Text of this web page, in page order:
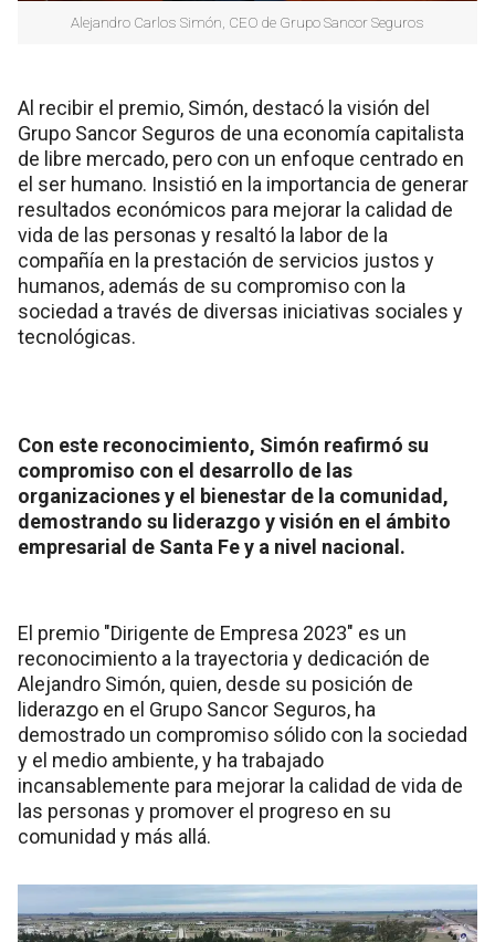
Alejandro Carlos Simón, CEO de Grupo Sancor Seguros
Al recibir el premio, Simón, destacó la visión del
Grupo Sancor Seguros de una economía capitalista
de libre mercado, pero con un enfoque centrado en
el ser humano. Insistió en la importancia de generar
resultados económicos para mejorar la calidad de
vida de las personas y resaltó la labor de la
compañía en la prestación de servicios justos y
humanos, además de su compromiso con la
sociedad a través de diversas iniciativas sociales y
tecnológicas.
Con este reconocimiento, Simón reafirmó su
compromiso con el desarrollo de las
organizaciones y el bienestar de la comunidad,
demostrando su liderazgo y visión en el ámbito
empresarial de Santa Fe y a nivel nacional.
El premio "Dirigente de Empresa 2023" es un
reconocimiento a la trayectoria y dedicación de
Alejandro Simón, quien, desde su posición de
liderazgo en el Grupo Sancor Seguros, ha
demostrado un compromiso sólido con la sociedad
y el medio ambiente, y ha trabajado
incansablemente para mejorar la calidad de vida de
las personas y promover el progreso en su
comunidad y más allá.